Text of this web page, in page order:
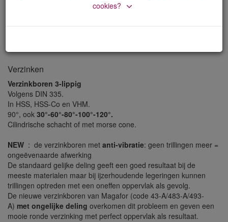
cookies?
Verzinken
Verzinkboren 3-lippig
Volgens DIN 335.
In HSS, HSS-Co en VHM.
90°, ook 30°-60°-80°-100°-120°.
Cilindrische schacht of met morse cone.
NEW : de verzinkboren met anti-vibratie: geen trillingen meer =
ongeëvenaarde afwerking
De standaard gelijke deling geeft een goed resultaat bij de
meeste materialen maar bij ijzerhoudende legeringen kunnen
trillingen optreden met een oneffen oppervlak als gevolg.
De nieuwe verzinkboren van Magafor (code 43-A/483-A/493-
A) met ongelijke deling overkomen dit probleem en geven een
mooie ronde verzinking met perfect oppervlak als resultaat.